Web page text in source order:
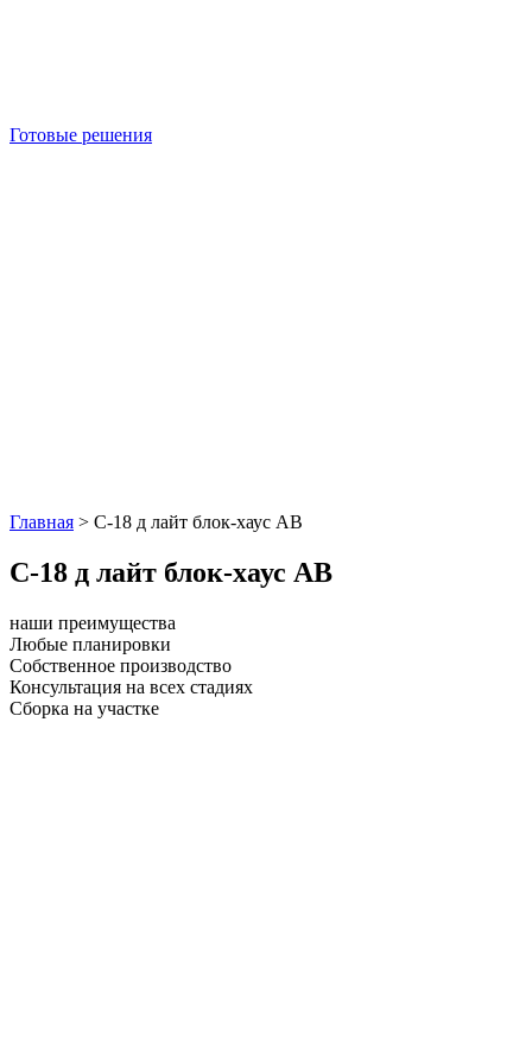
Готовые решения
Главная > С-18 д лайт блок-хаус АВ
С-18 д лайт блок-хаус АВ
наши преимущества
Любые планировки
Собственное производство
Консультация на всех стадиях
Сборка на участке